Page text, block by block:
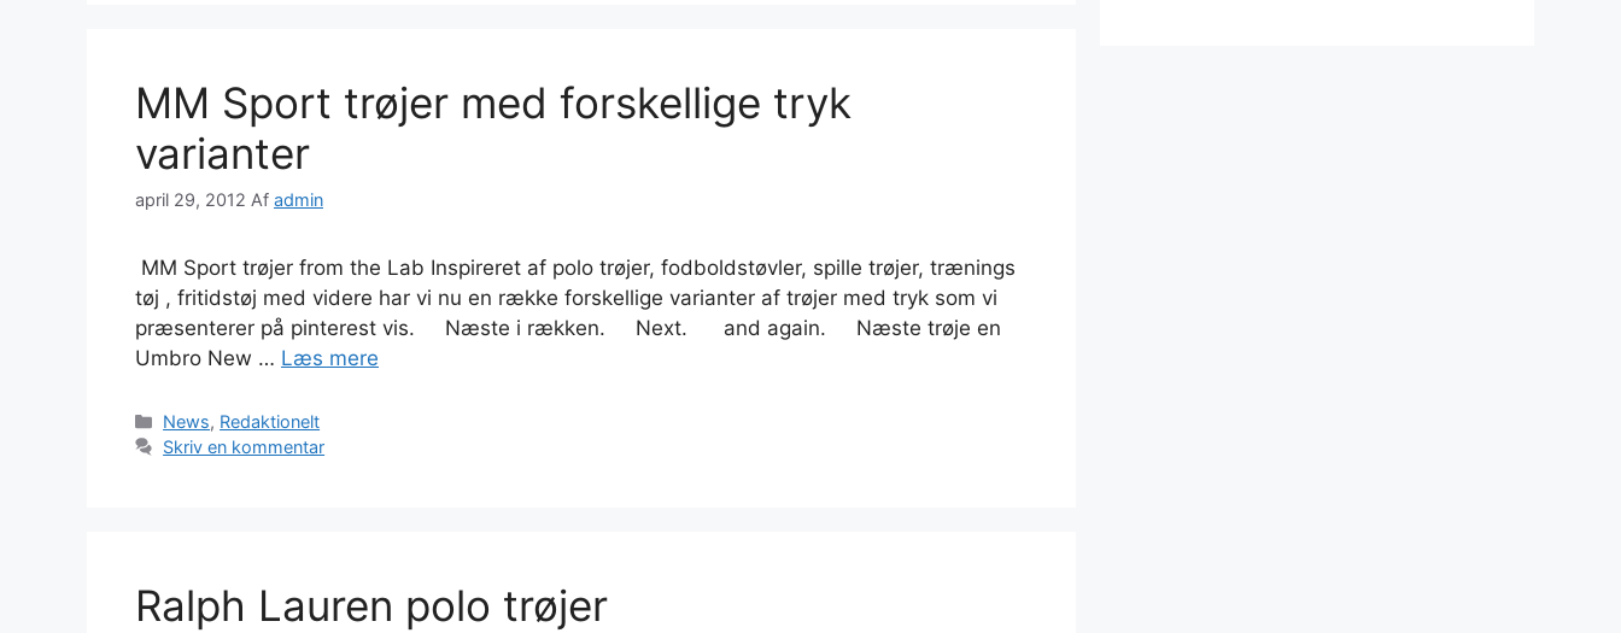
MM Sport trøjer med forskellige tryk
varianter
april 29, 2012 Af admin
MM Sport trøjer from the Lab Inspireret af polo trøjer, fodboldstøvler, spille trøjer, trænings
tøj , fritidstøj med videre har vi nu en række forskellige varianter af trøjer med tryk som vi
præsenterer på pinterest vis. Næste i rækken. Next. and again. Næste trøje en
Umbro New … Læs mere
Kategorier
News, Redaktionelt
Skriv en kommentar
Ralph Lauren polo trøjer